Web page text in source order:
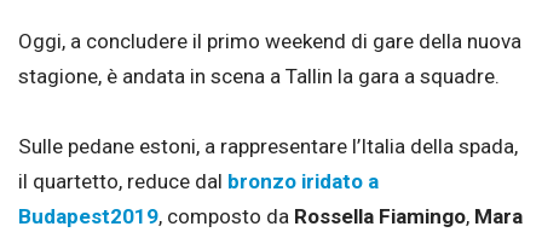
Oggi, a concludere il primo weekend di gare della nuova
stagione, è andata in scena a Tallin la gara a squadre.
Sulle pedane estoni, a rappresentare l’Italia della spada,
il quartetto, reduce dal bronzo iridato a
Budapest2019, composto da Rossella Fiamingo, Mara